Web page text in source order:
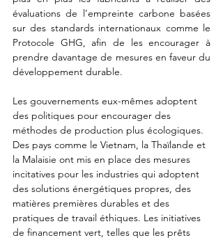
évaluations de l’empreinte carbone basées
sur des standards internationaux comme le
Protocole GHG, afin de les encourager à
prendre davantage de mesures en faveur du
développement durable.
Les gouvernements eux-mêmes adoptent
des politiques pour encourager des
méthodes de production plus écologiques.
Des pays comme le Vietnam, la Thaïlande et
la Malaisie ont mis en place des mesures
incitatives pour les industries qui adoptent
des solutions énergétiques propres, des
matières premières durables et des
pratiques de travail éthiques. Les initiatives
de financement vert, telles que les prêts